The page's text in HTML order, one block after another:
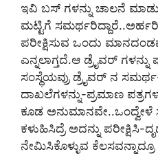
ಇವಿ ಬಸ್‌ ಗಳನ್ನು ಚಾಲನೆ
ಮಟ್ಟಿಗೆ
ಪರೀಕ್ಷಿಸುವ ಒಂದು
ಎನ್ನಲಾಗ್ತದೆ.ಆ ಡ್ರೈವರ್‌
ಸಂಸ್ಥೆಯವ್ರು ಡ್ರೈವರ್‌ ನ
ದಾಖಲೆಗಳನ್ನು-ಪ್ರಮಾಣ
ಕೂಡ ಅನುಮಾನವೇ..ಒಂದ್ವೇಳೆ
ಕಳುಹಿಸಿದ್ರೆ ಅದನ್ನು ಪರೀಕ್ಷಿಸಿ-
ನೇಮಿಸಿಕೊಳ್ಳುವ